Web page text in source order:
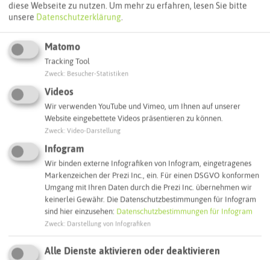
ÖPNV-Route finden
Autoroute finden
ATTRAKTIONEN IN DER UMGEBUNG
Was ihr hier noch erleben könnt
OER-ERKENSCHWICK
diese Webseite zu nutzen. Um mehr zu erfahren, lesen Sie bitte
unsere Datenschutzerklärung.
Matomo
Tracking Tool
Zweck Besucher-Statistiken
Videos
Wir verwenden YouTube und Vimeo, um Ihnen auf unserer
Website eingebettete Videos präsentieren zu können.
Zweck Video-Darstellung
Infogram
Wir binden externe Infografiken von Infogram, eingetragenes
Markenzeichen der Prezi Inc., ein. Für einen DSGVO konformen
Umgang mit Ihren Daten durch die Prezi Inc. übernehmen wir
keinerlei Gewähr. Die Datenschutzbestimmungen für Infogram
sind hier einzusehen: Datenschutzbestimmungen für Infogram
Zweck Darstellung von Infografiken
Alle Dienste aktivieren oder deaktivieren